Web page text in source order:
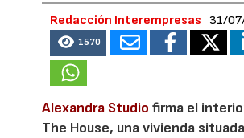
Redacción Interempresas 31/
1570
Alexandra Studio firma el
The House, una vivienda